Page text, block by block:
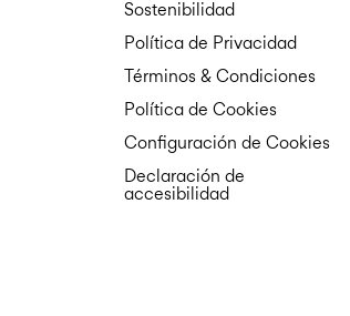
Sostenibilidad
Política de Privacidad
Términos & Condiciones
Política de Cookies
Configuración de Cookies
Declaración de
accesibilidad